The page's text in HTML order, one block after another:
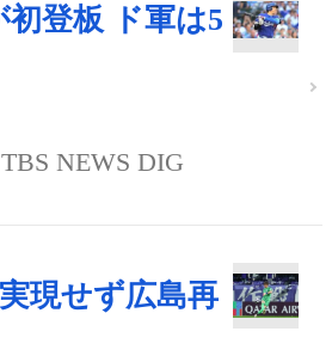
登板 ド軍は5
TBS NEWS DIG
現せず広島再